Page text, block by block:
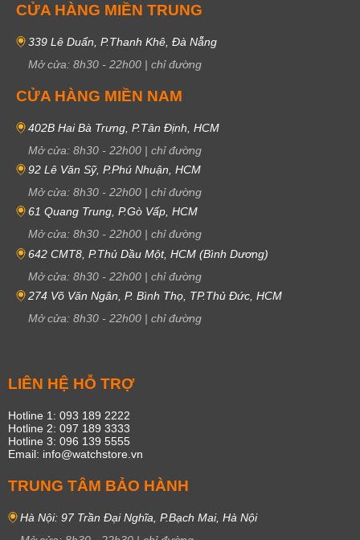
CỬA HÀNG MIỀN TRUNG
339 Lê Duẩn, P.Thanh Khê, Đà Nẵng
Mở cửa: 8h30 - 22h00 | chỉ đường
CỬA HÀNG MIỀN NAM
402B Hai Bà Trưng, P.Tân Định, HCM
Mở cửa: 8h30 - 22h00 | chỉ đường
92 Lê Văn Sỹ, P.Phú Nhuận, HCM
Mở cửa: 8h30 - 22h00 | chỉ đường
61 Quang Trung, P.Gò Vấp, HCM
Mở cửa: 8h30 - 22h00 | chỉ đường
642 CMT8, P.Thủ Dầu Một, HCM (Bình Dương)
Mở cửa: 8h30 - 22h00 | chỉ đường
274 Võ Văn Ngân, P. Bình Thọ, TP.Thủ Đức, HCM
Mở cửa: 8h30 - 22h00 | chỉ đường
LIÊN HỆ HỖ TRỢ
Hotline 1: 093 189 2222
Hotline 2: 097 189 3333
Hotline 3: 096 139 5555
Email: info@watchstore.vn
TRUNG TÂM BẢO HÀNH
Hà Nội: 97 Trần Đại Nghĩa, P.Bạch Mai, Hà Nội